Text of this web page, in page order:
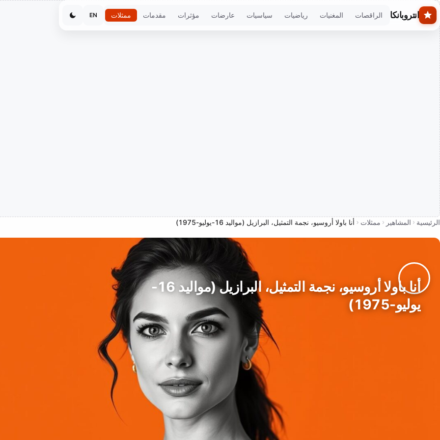
Skip to main content
انتروبانكا الراقصات المغنيات رياضيات سياسيات عارضات مؤثرات مقدمات ممثلات EN
الرئيسية المشاهير ممثلات أنا باولا أروسيو، نجمة التمثيل، البرازيل (مواليد 16-يوليو-1975)
أنا باولا أروسيو، نجمة التمثيل، البرازيل (مواليد 16-
يوليو-1975)